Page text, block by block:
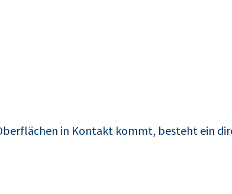
in Kontakt kommt, besteht ein